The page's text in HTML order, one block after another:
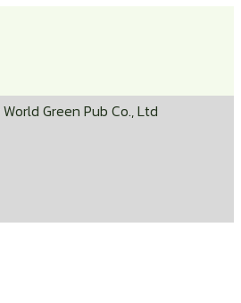
Green Pub Co., Ltd